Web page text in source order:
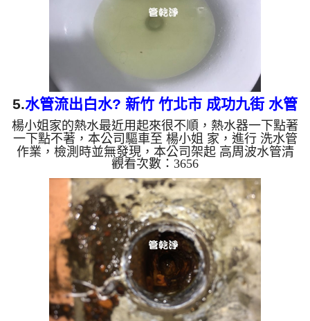
些洗出綠色的水，...
5.水管流出白水? 新竹 竹北市 成功九街 水管
清洗
楊小姐家的熱水最近用起來很不順，熱水器一下點著
一下點不著，本公司驅車至 楊小姐 家，進行 洗水管
作業，檢測時並無發現，本公司架起 高周波水管清
洗機，灌入 檸檬酸水 至管路裡面，等了約15分，開
啟 水管清洗機 ，啟動 螺旋波 模式，一開始就洗出白
色髒水，還不時噴出白色異物，如下圖片影片，一個
多小時後， 熱水出水量恢復正常，楊小姐能正常用
水了!! 如是自來水，如水管老化，會產生鐵鏽跟泥沙
堆積，洗出來的水就會是咖啡色，地下水含有氧化
錳，管壁上會結成黑色管垢，洗出來的水會跟石油一
樣黑，有些洗出綠...
觀看次數：3656